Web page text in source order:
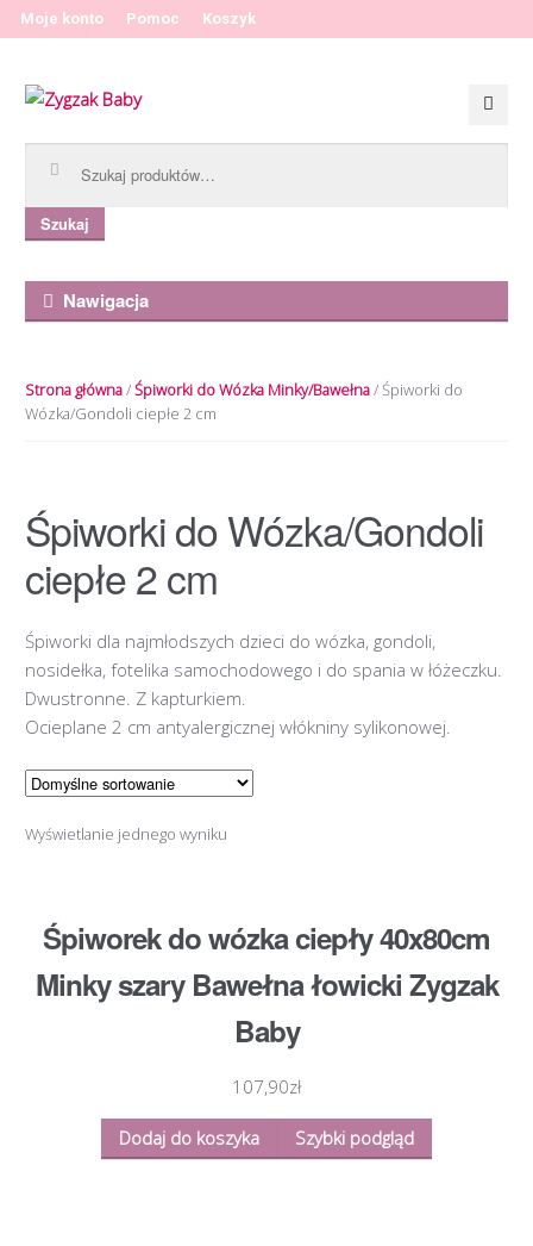
Moje konto Pomoc Koszyk
Przeskocz do nawigacji
Przeskocz do treści
Szukaj
Nawigacja
Strona główna/Śpiworki do Wózka Minky/Bawełna/ Śpiworki do
Wózka/Gondoli ciepłe 2 cm
Śpiworki do Wózka/Gondoli
ciepłe 2 cm
Śpiworki dla najmłodszych dzieci do wózka, gondoli,
nosidełka, fotelika samochodowego i do spania w łóżeczku.
Dwustronne. Z kapturkiem.
Ocieplane 2 cm antyalergicznej włókniny sylikonowej.
Wyświetlanie jednego wyniku
Śpiworek do wózka ciepły 40x80cm
Minky szary Bawełna łowicki Zygzak
Baby
107,90zł
Dodaj do koszyka Szybki podgląd